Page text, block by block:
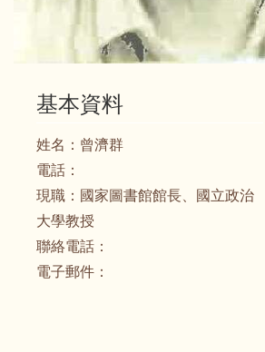
基本資料
姓名： 曾濟群
電話：
現職： 國家圖書館館長、國立政治
大學教授
聯絡電話：
電子郵件：